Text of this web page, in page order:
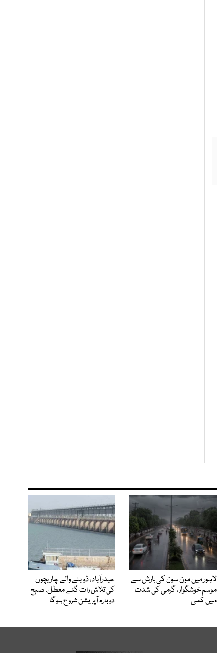
لاہور میں مون سون کی بارش سے
موسم خوشگوار، گرمی کی شدت
میں کمی
حیدرآباد، ڈوبنے والے چار بچوں
کی تلاش رات گئے معطل، صبح
دوبارہ آپریشن شروع ہوگا